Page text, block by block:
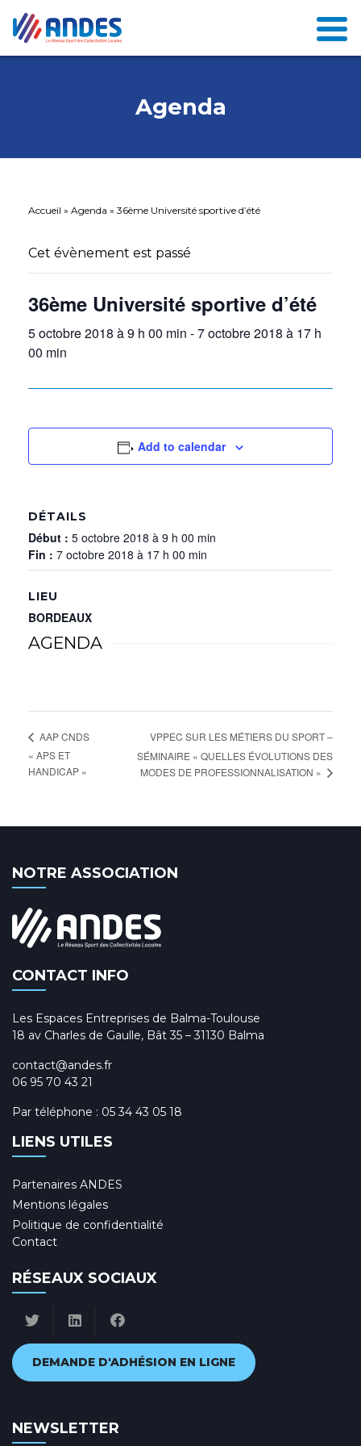
Agenda
Accueil » Agenda » 36ème Université sportive d’été
Cet évènement est passé
36ème Université sportive d’été
5 octobre 2018 à 9 h 00 min -7 octobre 2018 à 17 h
00 min
Add to calendar
DÉTAILS
Début : 5 octobre 2018 à 9 h 00 min
Fin : 7 octobre 2018 à 17 h 00 min
LIEU
BORDEAUX
AGENDA
AAP CNDS
« APS ET
HANDICAP »
VPPEC SUR LES MÉTIERS DU SPORT –
SÉMINAIRE « QUELLES ÉVOLUTIONS DES
MODES DE PROFESSIONNALISATION »
NOTRE ASSOCIATION
CONTACT INFO
Les Espaces Entreprises de Balma-Toulouse
18 av Charles de Gaulle, Bât 35 – 31130 Balma
contact@andes.fr
06 95 70 43 21
Par téléphone : 05 34 43 05 18
LIENS UTILES
Partenaires ANDES
Mentions légales
Politique de confidentialité
Contact
RÉSEAUX SOCIAUX
DEMANDE D'ADHÉSION EN LIGNE
NEWSLETTER